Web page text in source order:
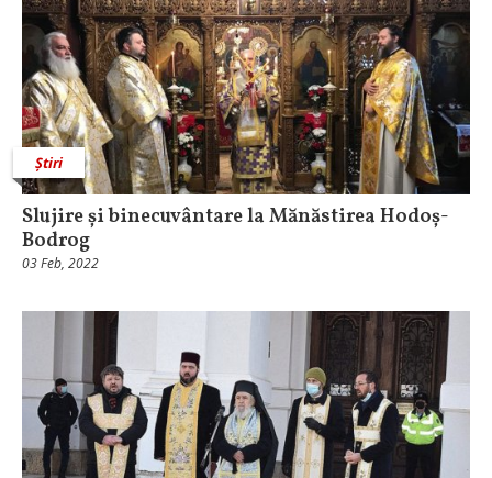
Știri
Slujire și binecuvântare la Mănăstirea Hodoș-
Bodrog
03 Feb, 2022